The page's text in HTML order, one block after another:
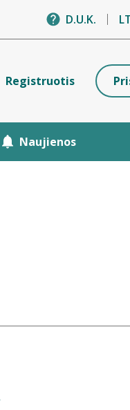
D.U.K.
Registruotis
Naujienos